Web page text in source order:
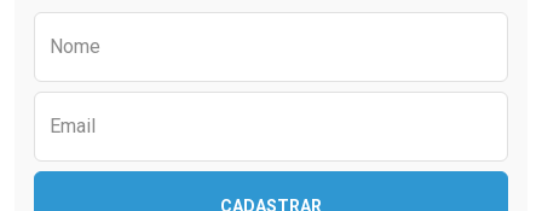
Nome
Email
CADASTRAR